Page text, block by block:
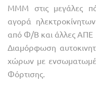
ΜΜΜ στις μεγάλες
αγορά
από Φ/Β και άλλες ΑΠΕ
Διαμόρφωση
χώρων με
Φόρτισης.